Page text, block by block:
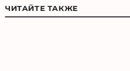
ЧИТАЙТЕ ТАКЖЕ